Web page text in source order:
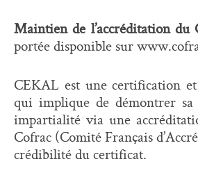
Maintien de l’accréditation du
portée disponible sur
CEKAL est une certification
qui implique de démontrer
impartialité via une
Cofrac (Comité Français
crédibilité du certificat.